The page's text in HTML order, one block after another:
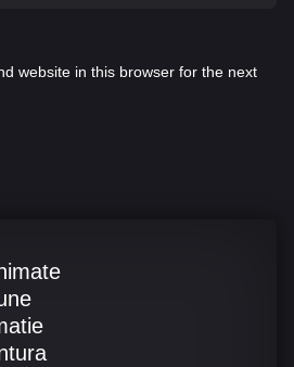
website in this browser for the next